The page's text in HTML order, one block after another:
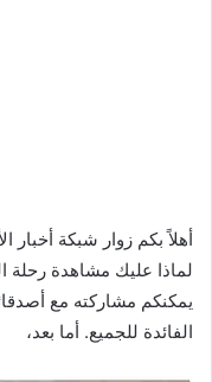
أهلاً بكم زوار شبكة
لماذا عليك مشاهدة رحلة
يمكنكم مشاركته مع
الفائدة للجميع. أما بعد،